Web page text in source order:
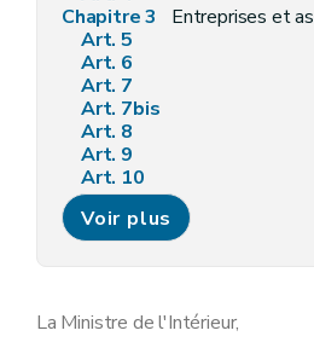
Chapitre 3
Entreprises et associations offrant
Art. 5
Art. 6
Art. 7
Art. 7bis
Art. 8
Art. 9
Art. 10
Art. 11
Chapitre 4
Marchés et organisation de l'espace public aux
Art. 12
Art. 14
Voir plus
La Ministre de l'Intérieur,